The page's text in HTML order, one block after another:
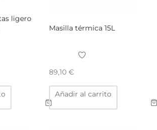
producto
ligero
Masilla térmica 15L
89,10 €
Añadir al carrito